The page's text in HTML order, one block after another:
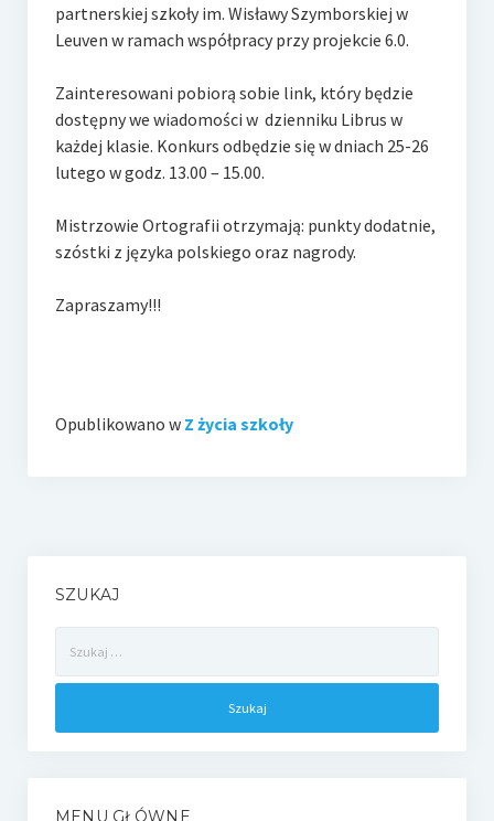
partnerskiej szkoły im. Wisławy Szymborskiej w
Leuven w ramach współpracy przy projekcie 6.0.
Zainteresowani pobiorą sobie link, który będzie
dostępny we wiadomości w dzienniku Librus w
każdej klasie. Konkurs odbędzie się w dniach 25-26
lutego w godz. 13.00 – 15.00.
Mistrzowie Ortografii otrzymają: punkty dodatnie,
szóstki z języka polskiego oraz nagrody.
Zapraszamy!!!
Opublikowano w Z życia szkoły
SZUKAJ
MENU GŁÓWNE